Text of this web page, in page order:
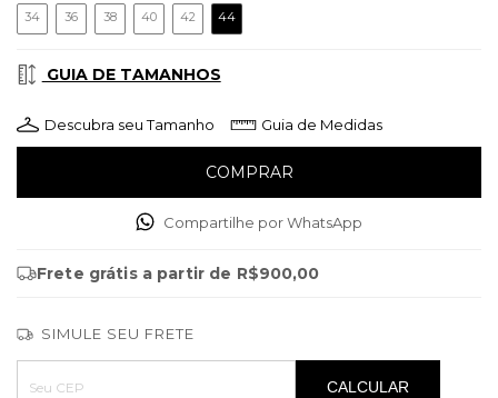
34 36 38 40 42 44
GUIA DE TAMANHOS
Descubra seu Tamanho Guia de Medidas
Compartilhe por WhatsApp
Frete grátis a partir de R$900,00
SIMULE SEU FRETE
Entregas para o CEP:
ALTERAR CEP
CALCULAR